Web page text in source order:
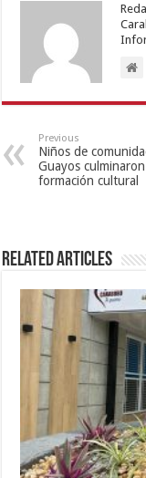
Previous
Niños de
Guayos
formación cultural
Related Articles